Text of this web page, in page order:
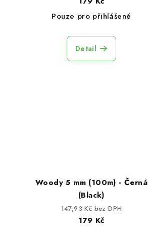
Pouze pro přihlášené
Detail
Woody 5 mm (100m) - Černá
(Black)
147,93 Kč bez DPH
179 Kč